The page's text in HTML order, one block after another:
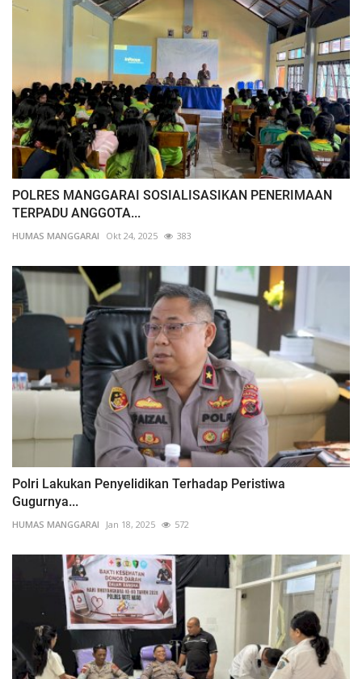
POLRES MANGGARAI SOSIALISASIKAN PENERIMAAN
TERPADU ANGGOTA...
HUMAS MANGGARAI Okt 24, 2025 383
Polri Lakukan Penyelidikan Terhadap Peristiwa
Gugurnya...
HUMAS MANGGARAI Jan 18, 2025 572